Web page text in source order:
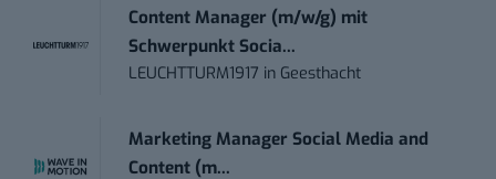
Content Manager (m/w/g) mit
Schwerpunkt Socia...
LEUCHTTURM1917 in Geesthacht
Marketing Manager Social Media and
Content (m...